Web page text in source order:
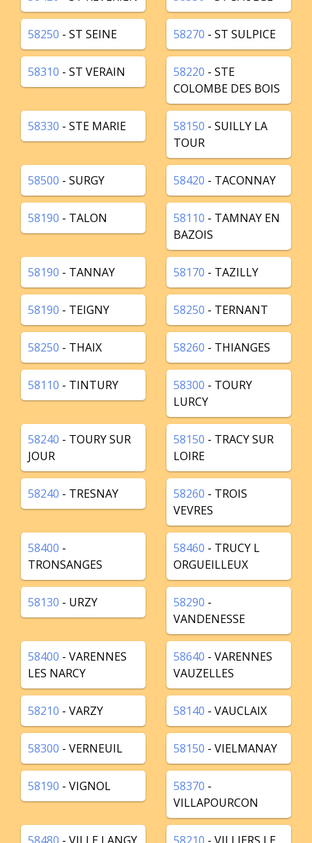
58250 - ST SEINE 58270 - ST SULPICE
58310 - ST VERAIN 58220 - STE
COLOMBE DES BOIS
58330 - STE MARIE 58150 - SUILLY LA
TOUR
58500 - SURGY 58420 - TACONNAY
58190 - TALON 58110 - TAMNAY EN
BAZOIS
58190 - TANNAY 58170 - TAZILLY
58190 - TEIGNY 58250 - TERNANT
58250 - THAIX 58260 - THIANGES
58110 - TINTURY 58300 - TOURY
LURCY
58240 - TOURY SUR
JOUR
58150 - TRACY SUR
LOIRE
58240 - TRESNAY 58260 - TROIS
VEVRES
58400 -
TRONSANGES
58460 - TRUCY L
ORGUEILLEUX
58130 - URZY 58290 -
VANDENESSE
58400 - VARENNES
LES NARCY
58640 - VARENNES
VAUZELLES
58210 - VARZY 58140 - VAUCLAIX
58300 - VERNEUIL 58150 - VIELMANAY
58190 - VIGNOL 58370 -
VILLAPOURCON